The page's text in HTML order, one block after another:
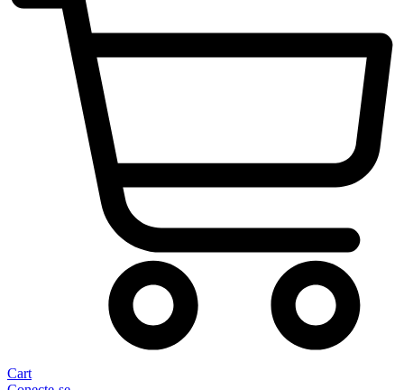
Cart